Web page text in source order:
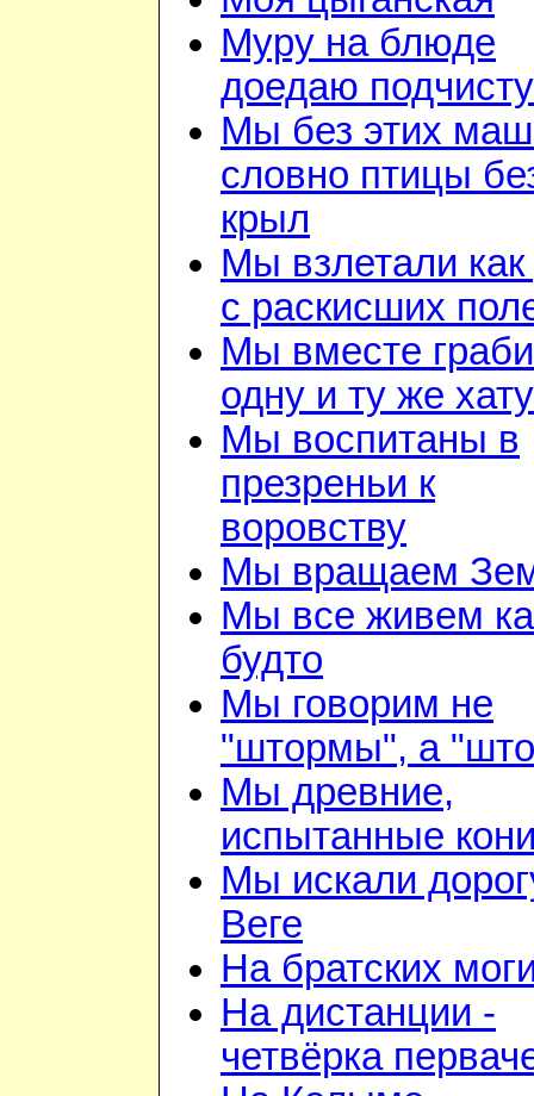
Муру на блюде
доедаю
Мы без этих
словно птицы
крыл
Мы взлетали как
с раскисших
Мы вместе
одну и ту же хату
Мы воспитаны в
презреньи к
воровству
Мы вращаем
Мы все живем
будто
Мы говорим не
"штормы", а
Мы древние,
испытанные
Мы искали
Веге
На братских
На дистанции -
четвёрка